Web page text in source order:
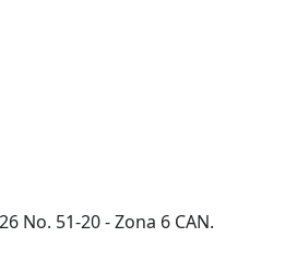
No. 51-20 - Zona 6 CAN.